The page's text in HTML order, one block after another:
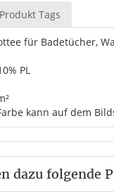
Produkt Tags
für Badetücher,
PL
kann auf dem
dazu folgende